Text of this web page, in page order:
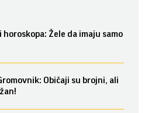
Žele da imaju samo
Običaji su brojni, ali